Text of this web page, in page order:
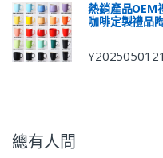
熱銷產品OEM
咖啡定製禮品
總有人問